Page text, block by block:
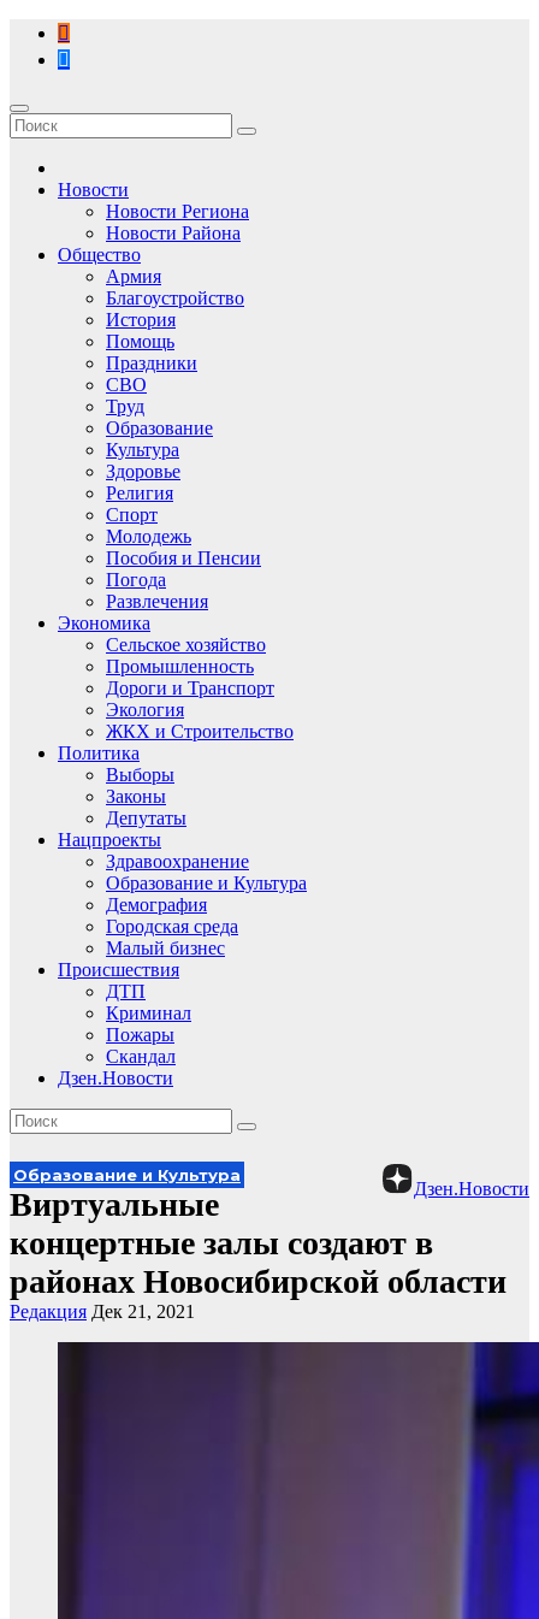
Перейти
содержимому
Новости
Новости Региона
Новости Района
Общество
Армия
Благоустройство
История
Помощь
Праздники
СВО
Труд
Образование
Культура
Здоровье
Религия
Спорт
Молодежь
Пособия и Пенсии
Погода
Развлечения
Экономика
Сельское хозяйство
Промышленность
Дороги и Транспорт
Экология
ЖКХ и Строительство
Политика
Выборы
Законы
Депутаты
Нацпроекты
Здравоохранение
Образование и Культура
Демография
Городская среда
Малый бизнес
Происшествия
ДТП
Криминал
Пожары
Скандал
Дзен.Новости
Дзен.Новости
Образование и Культура
Виртуальные
концертные залы создают в
районах Новосибирской области
Редакция Дек 21, 2021